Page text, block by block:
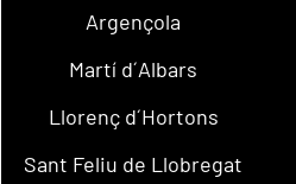
Argençola
Martí d´Albars
Llorenç d´Hortons
Sant Feliu de Llobregat